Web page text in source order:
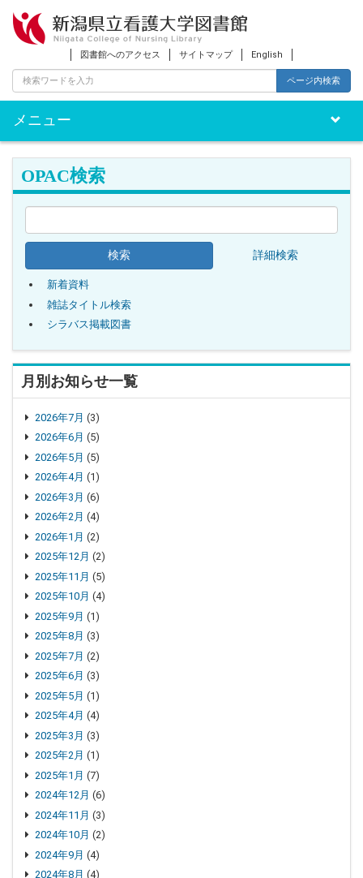
図書館へのアクセス サイトマップ English
ページ内検索
Toggle
メニュー
OPAC検索
詳細検索
新着資料
雑誌タイトル検索
シラバス掲載図書
月別お知らせ一覧
2026年7月 (3)
2026年6月 (5)
2026年5月 (5)
2026年4月 (1)
2026年3月 (6)
2026年2月 (4)
2026年1月 (2)
2025年12月 (2)
2025年11月 (5)
2025年10月 (4)
2025年9月 (1)
2025年8月 (3)
2025年7月 (2)
2025年6月 (3)
2025年5月 (1)
2025年4月 (4)
2025年3月 (3)
2025年2月 (1)
2025年1月 (7)
2024年12月 (6)
2024年11月 (3)
2024年10月 (2)
2024年9月 (4)
2024年8月 (4)